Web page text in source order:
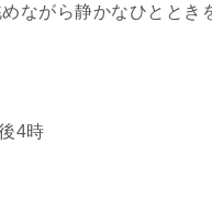
ながら静かなひととき
4時